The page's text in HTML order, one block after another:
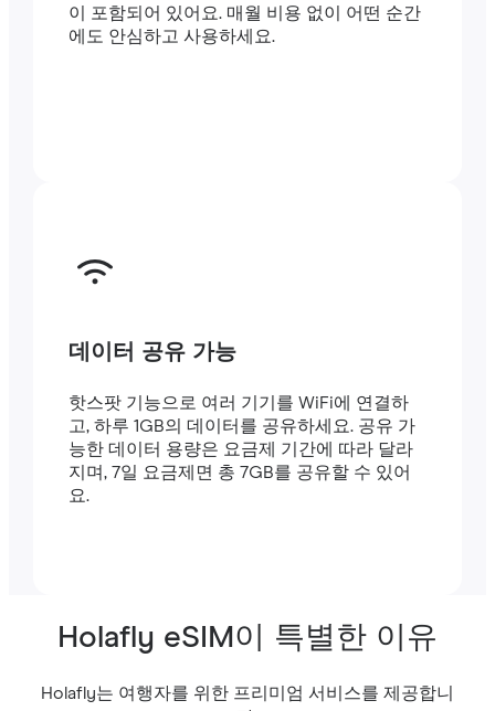
이 포함되어 있어요. 매월 비용 없이 어떤 순간
에도 안심하고 사용하세요.
데이터 공유 가능
핫스팟 기능으로 여러 기기를 WiFi에 연결하
고, 하루 1GB의 데이터를 공유하세요. 공유 가
능한 데이터 용량은 요금제 기간에 따라 달라
지며, 7일 요금제면 총 7GB를 공유할 수 있어
요.
Holafly eSIM이 특별한 이유
Holafly는 여행자를 위한 프리미엄 서비스를 제공합니